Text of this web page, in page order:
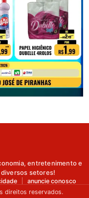
entretenimento e
diversos setores!
anuncie conosco
direitos reservados.